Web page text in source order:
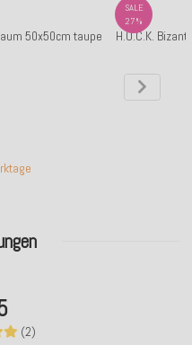
(2)
50x50cm taupe
SALE
27%
H.O.C.K.